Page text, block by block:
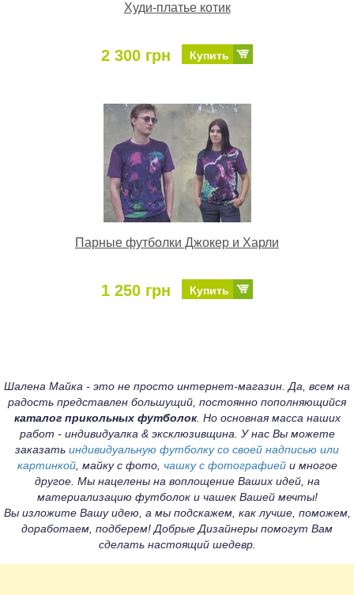
Худи-платье котик
2 300 грн Купить
Парные футболки Джокер и Харли
1 250 грн Купить
Шалена Майка - это не просто интернет-магазин. Да, всем на
радость представлен большущий, постоянно пополняющийся
каталог прикольных футболок. Но основная масса наших
работ - индивидуалка & эксклюзивщина. У нас Вы можете
заказать индивидуальную футболку со своей надписью или
картинкой, майку с фото, чашку с фотографиейи многое
другое. Мы нацелены на воплощение Ваших идей, на
материализацию футболок и чашек Вашей мечты!
Вы изложите Вашу идею, а мы подскажем, как лучше, поможем,
доработаем, подберем! Добрые Дизайнеры помогут Вам
сделать настоящий шедевр.